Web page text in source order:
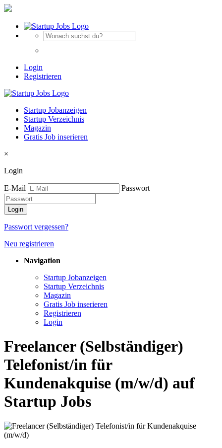
Login
Registrieren
Startup Jobanzeigen
Startup Verzeichnis
Magazin
Gratis Job inserieren
×
Login
E-Mail Passwort
Passwort vergessen?
Neu registrieren
Navigation
Startup Jobanzeigen
Startup Verzeichnis
Magazin
Gratis Job inserieren
Registrieren
Login
Freelancer (Selbständiger)
Telefonist/in für
Kundenakquise (m/w/d) auf
Startup Jobs